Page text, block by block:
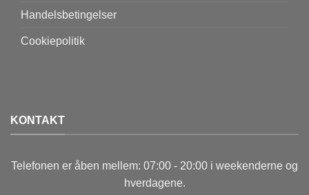
Handelsbetingelser
Cookiepolitik
KONTAKT
Telefonen er åben mellem: 07:00 - 20:00 i weekenderne og
hverdagene.